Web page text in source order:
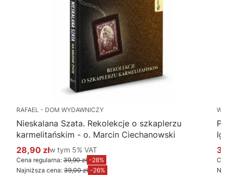
RAFAEL - DOM WYDAWNICZY
Nieskalana Szata. Rekolekcje o szkaplerzu
karmelitańskim - o. Marcin Ciechanowski
Cena promocyjna brutto
28,90 złw tym %s VAT
w tym 5% VAT
Cena regularna: 39,90 zł -28%
Najniższa cena: 39,00 zł -26%